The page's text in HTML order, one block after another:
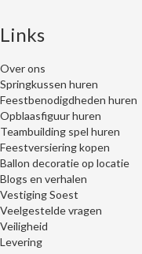
Links
Over ons
Springkussen huren
Feestbenodigdheden huren
Opblaasfiguur huren
Teambuilding spel huren
Feestversiering kopen
Ballon decoratie op locatie
Blogs en verhalen
Vestiging Soest
Veelgestelde vragen
Veiligheid
Levering